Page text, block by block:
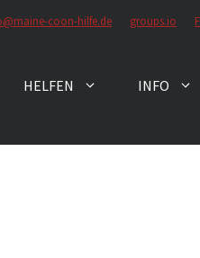
coon-hilfe.de groups.io
HELFEN INFO